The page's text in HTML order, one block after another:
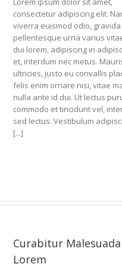
consectetur adipiscing elit.
viverra euismod odio, gravida
pellentesque urna varius
dui lorem, adipiscing in
et, interdum nec metus.
ultricies, justo eu convallis
felis enim ornare nisi, vitae
nulla ante id dui. Ut lectus
commodo et tincidunt vel,
sed lectus. Vestibulum
[...]
Curabitur Malesuada
Lorem